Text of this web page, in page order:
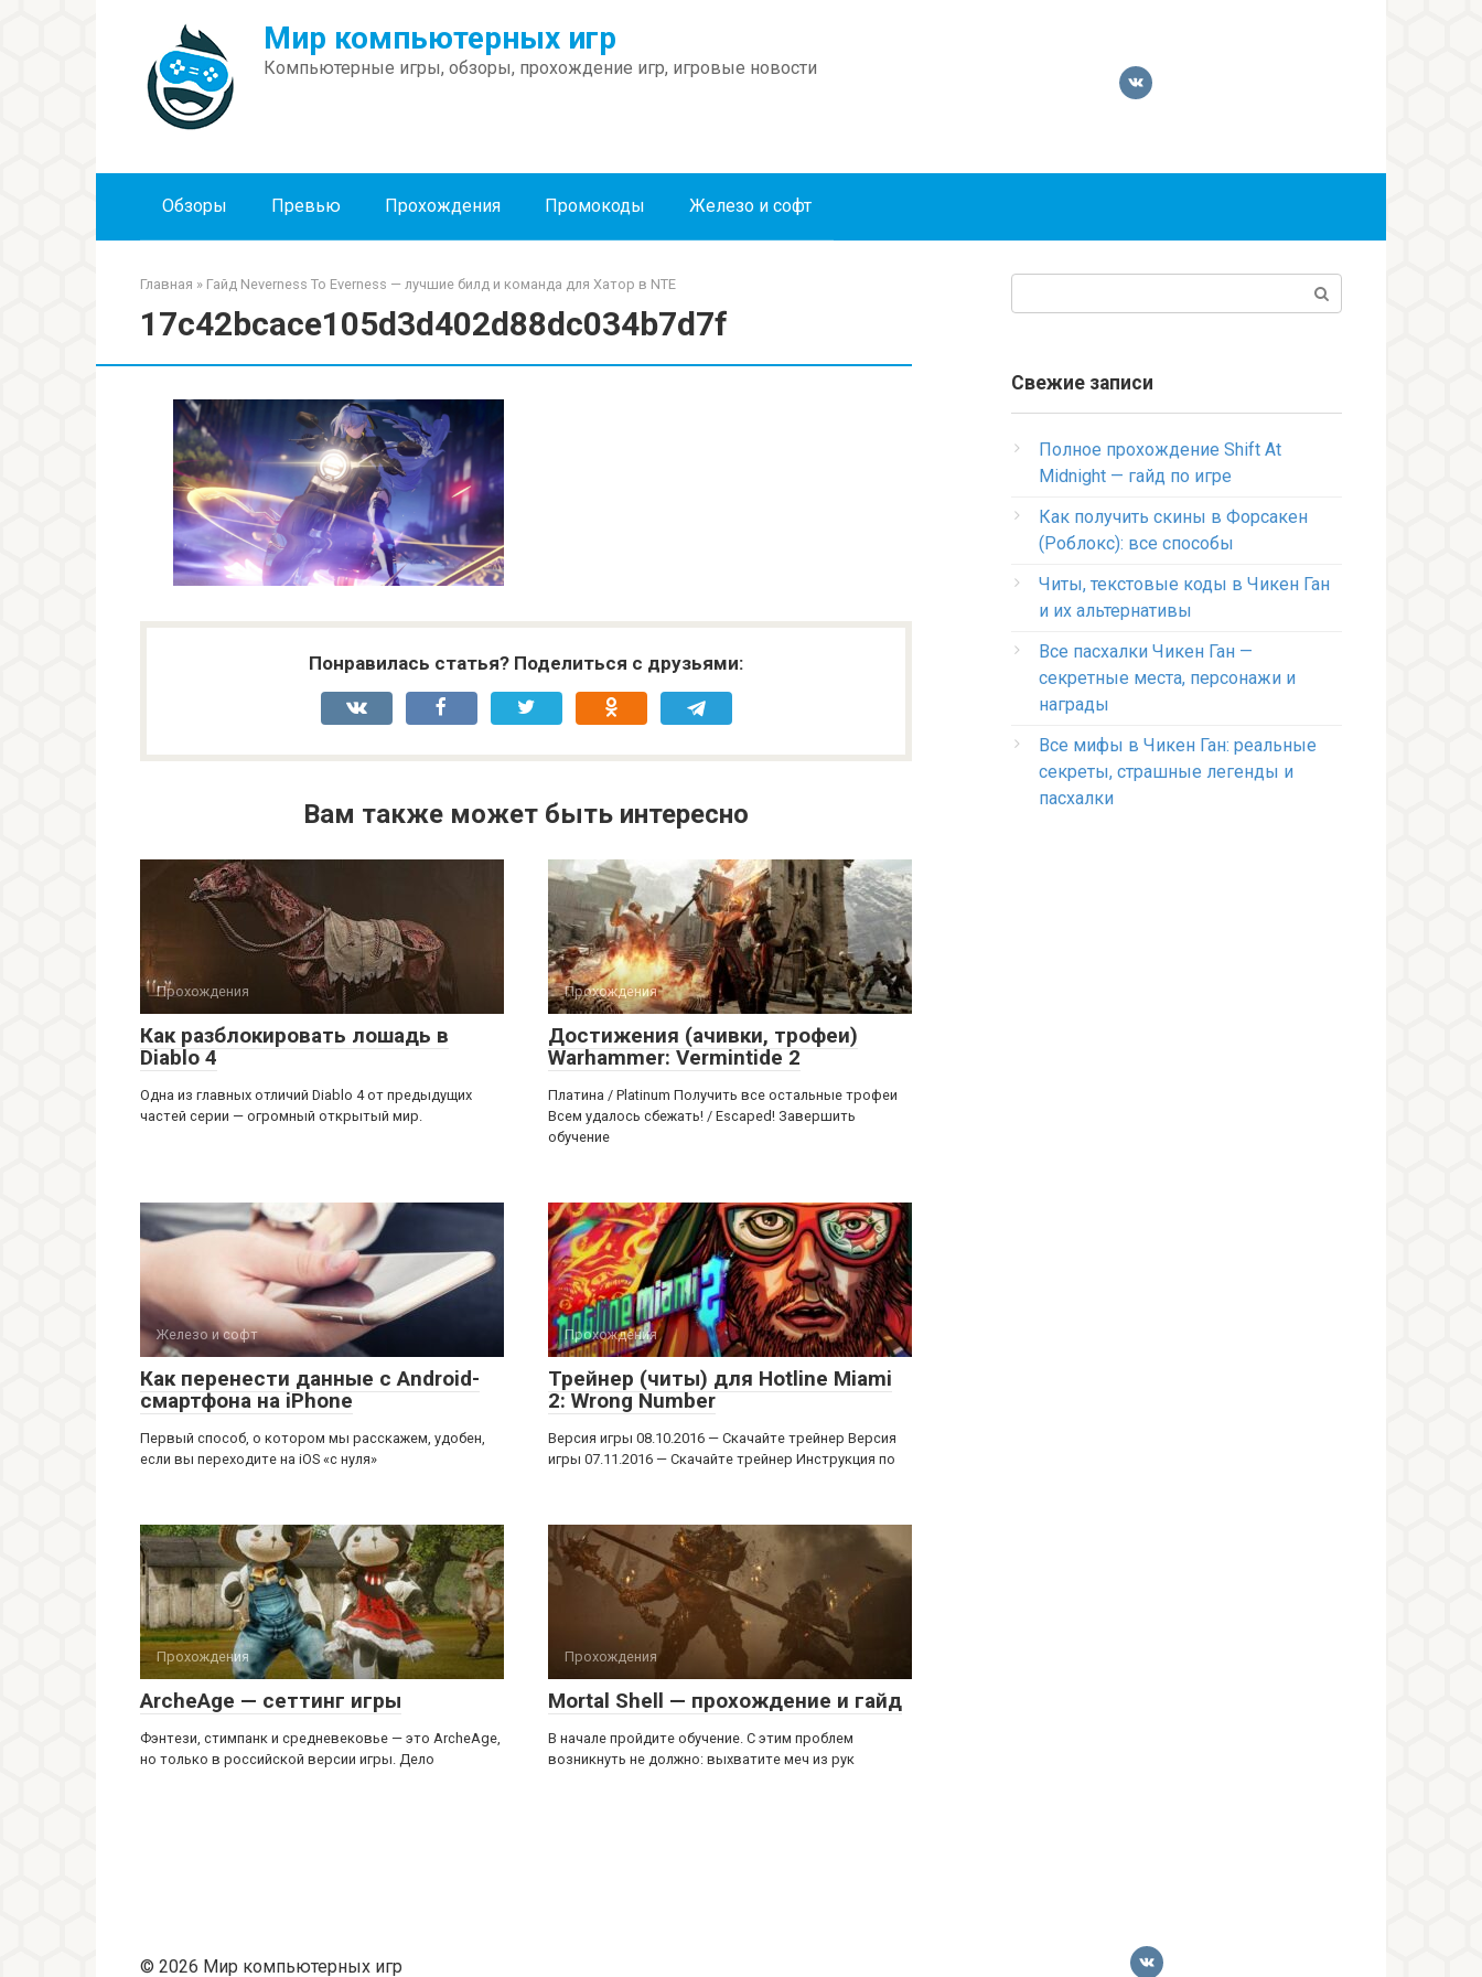
Мир компьютерных игр
Компьютерные игры, обзоры, прохождение игр, игровые новости
Обзоры Превью Прохождения Промокоды Железо и софт
Главная » Гайд Neverness To Everness — лучшие билд и команда для Хатор в NTE
17c42bcace105d3d402d88dc034b7d7f
Понравилась статья? Поделиться с друзьями:
Вам также может быть интересно
Прохождения
Как разблокировать лошадь в
Diablo 4
Одна из главных отличий Diablo 4 от предыдущих
частей серии — огромный открытый мир.
Прохождения
Достижения (ачивки, трофеи)
Warhammer: Vermintide 2
Платина / Platinum Получить все остальные трофеи
Всем удалось сбежать! / Escaped! Завершить
обучение
Железо и софт
Как перенести данные с Android-
смартфона на iPhone
Первый способ, о котором мы расскажем, удобен,
если вы переходите на iOS «с нуля»
Прохождения
Трейнер (читы) для Hotline Miami
2: Wrong Number
Версия игры 08.10.2016 — Скачайте трейнер Версия
игры 07.11.2016 — Скачайте трейнер Инструкция по
Прохождения
ArcheAge — сеттинг игры
Фэнтези, стимпанк и средневековье — это ArcheAge,
но только в российской версии игры. Дело
Прохождения
Mortal Shell — прохождение и гайд
В начале пройдите обучение. С этим проблем
возникнуть не должно: выхватите меч из рук
Свежие записи
Полное прохождение Shift At
Midnight — гайд по игре
Как получить скины в Форсакен
(Роблокс): все способы
Читы, текстовые коды в Чикен Ган
и их альтернативы
Все пасхалки Чикен Ган —
секретные места, персонажи и
награды
Все мифы в Чикен Ган: реальные
секреты, страшные легенды и
пасхалки
© 2026 Мир компьютерных игр